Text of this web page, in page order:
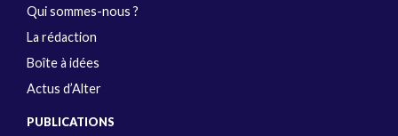
Qui sommes-nous ?
La rédaction
Boîte à idées
Actus d’Alter
PUBLICATIONS